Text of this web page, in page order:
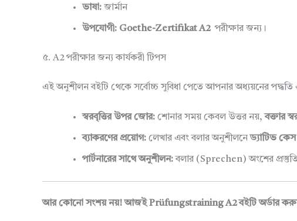
ভাষা: জার্মান
উপযোগী: Goethe-Zertifikat A2 পরীক্ষার জন্য।
৫. A2 পরীক্ষার জন্য কার্যকরী টিপস
এই অনুশীলন বইটি থেকে সর্বোচ্চ সুবিধা পেতে আপনার অধ্যয়নের
স্বরবৃত্তির উপর জোর: শোনার সময় কেবল উত্তর নয়,বক্তার
ব্যাকরণের প্রয়োগ: লেখার এবং বলার অনুশীলনেড্যাটিভ কেস
পার্টনারের সাথে অনুশীলন:বলার (Sprechen) অংশের
আর কোনো সংশয় নয়! আজই Prüfungstraining A2 বইটি অর্ডার করুন